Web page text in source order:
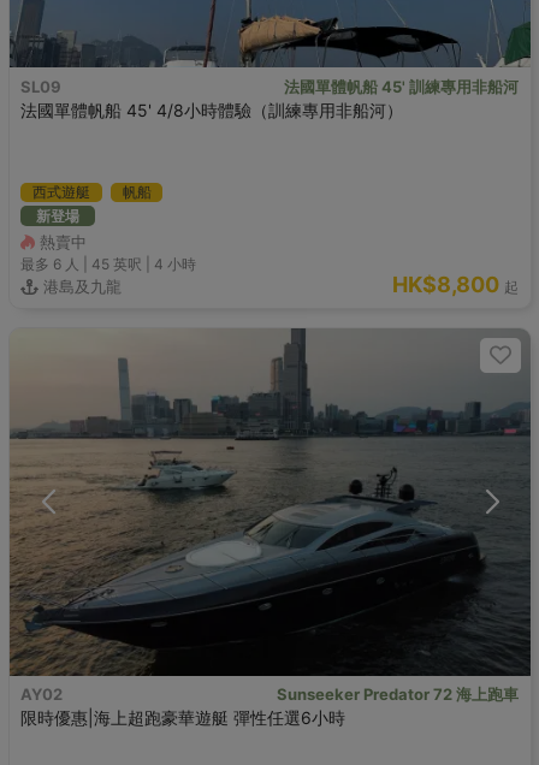
SL09 法國單體帆船 45' 訓練專用非船河
法國單體帆船 45' 4/8小時體驗（訓練專用非船河）
西式遊艇
帆船
新登場
熱賣中
最多 6 人 | 45 英呎 4 小時
港島及九龍 HK$8,800 起
AY02 Sunseeker Predator 72 海上跑車
限時優惠|海上超跑豪華遊艇 彈性任選6小時